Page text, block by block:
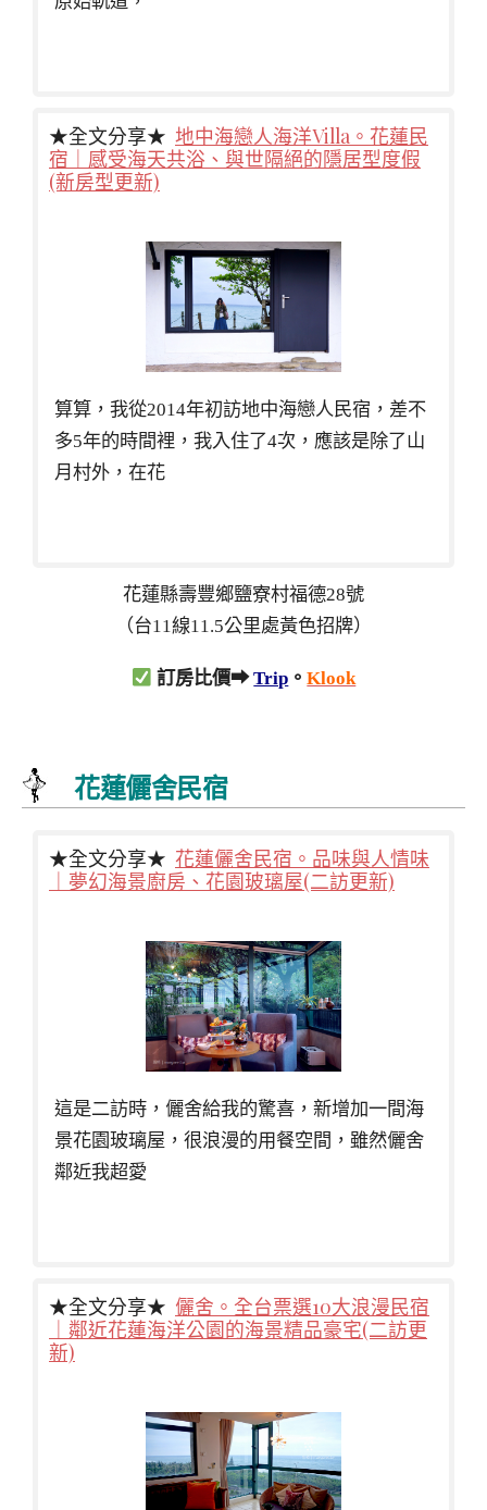
★全文分享★ 地中海戀人海洋Villa。花蓮民
宿｜感受海天共浴、與世隔絕的隱居型度假
(新房型更新)
算算，我從2014年初訪地中海戀人民宿，差不
多5年的時間裡，我入住了4次，應該是除了山
月村外，在花
花蓮縣壽豐鄉鹽寮村福德28號
（台11線11.5公里處黃色招牌）
訂房比價➡Trip 。Klook
花蓮儷舍民宿
★全文分享★ 花蓮儷舍民宿。品味與人情味
｜夢幻海景廚房、花園玻璃屋(二訪更新)
這是二訪時，儷舍給我的驚喜，新增加一間海
景花園玻璃屋，很浪漫的用餐空間，雖然儷舍
鄰近我超愛
★全文分享★ 儷舍。全台票選10大浪漫民宿
｜鄰近花蓮海洋公園的海景精品豪宅(二訪更
新)